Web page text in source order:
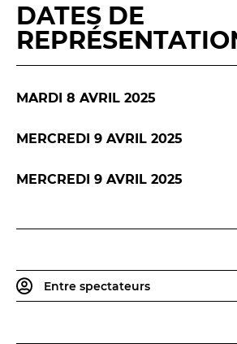
LES FRANCISCAINS LA
BILLETTERIE
Entre spectateurs
DATES DE
MARDI 8 AVRIL 2025
MERCREDI 9 AVRIL 2025
MERCREDI 9 AVRIL 2025
Entre spectateurs